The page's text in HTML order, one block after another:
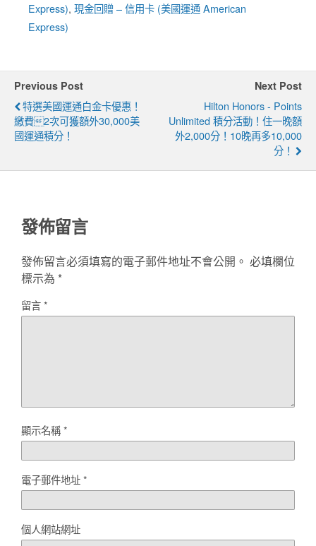
Express), 現金回贈 – 信用卡 (美國運通 American
Express)
Previous Post
特選美國運通白金卡優惠！
繳費2次可獲額外30,000美
國運通積分！
Next Post
Hilton Honors - Points
Unlimited 積分活動！住一晚額
外2,000分！10晚再多10,000
分！
發佈留言
發佈留言必須填寫的電子郵件地址不會公開。 必填欄位
標示為 *
留言*
顯示名稱*
電子郵件地址*
個人網站網址